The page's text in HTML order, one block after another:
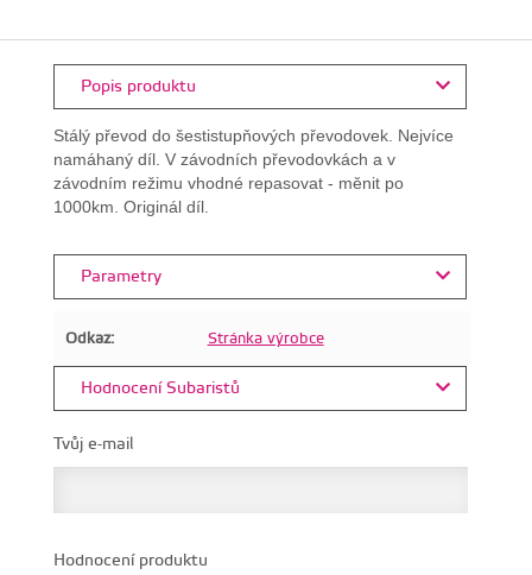
Popis produktu
Stálý převod do šestistupňových převodovek. Nejvíce
namáhaný díl. V závodních převodovkách a v
závodním režimu vhodné repasovat - měnit po
1000km. Originál díl.
Parametry
Odkaz: Stránka výrobce
Hodnocení Subaristů
Tvůj e-mail
Hodnocení produktu